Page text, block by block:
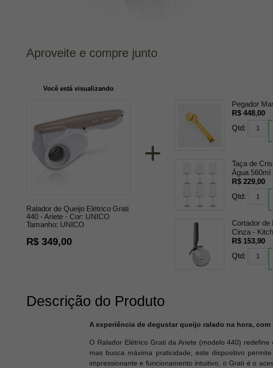
Aproveite e compre junto
Você está visualizando
Ralador de Queijo Elétrico Grati
440 - Ariete - Cor: UNICO
Tamanho: UNICO
R$ 349,00
+
Pegador
R$ 448,00
Qtd:
Taça de
Água 560ml
R$ 229,00
Qtd:
Cortador de
Cinza -
R$ 153,90
Qtd:
Descrição do Produto
A experiência de degustar queijo ralado na hora,
O Ralador Elétrico Grati da Ariete (modelo 440)
mas busca máxima praticidade, este dispositivo
impressionante e funcionamento intuitivo, o Grati é o